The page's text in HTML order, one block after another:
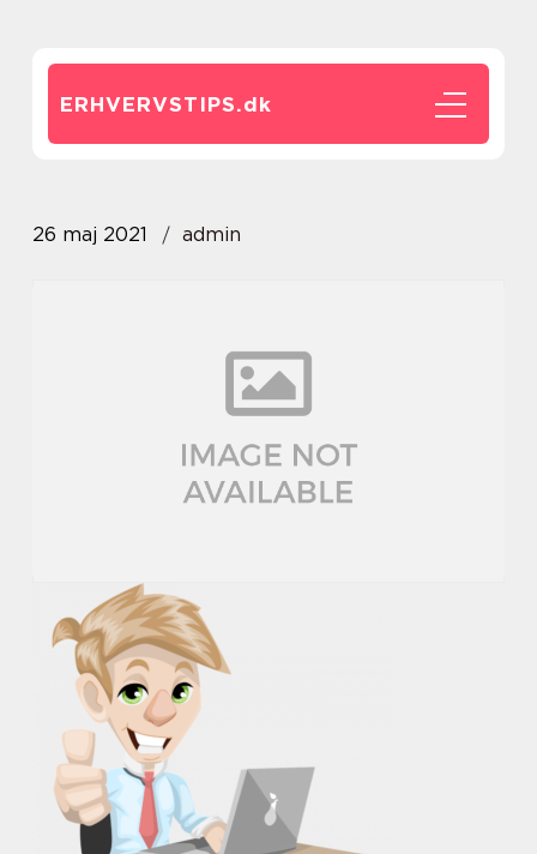
ERHVERVSTIPS.dk
26 maj 2021 admin